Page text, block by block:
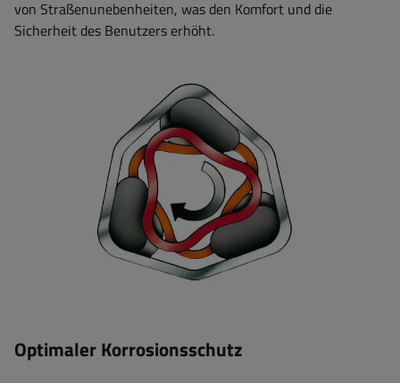
von Straßenunebenheiten, was den Komfort und die
Sicherheit des Benutzers erhöht.
Optimaler Korrosionsschutz